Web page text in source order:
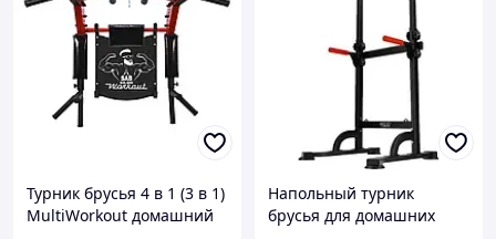
Турник брусья 4 в 1 (3 в 1)
MultiWorkout домашний
Напольный турник
брусья для домашних